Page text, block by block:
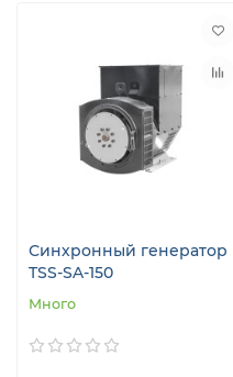
Синхронный генератор
TSS-SA-150
Много